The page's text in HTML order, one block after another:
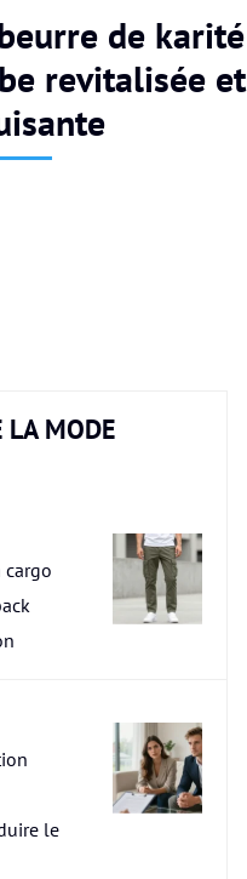
de karité
revitalisée et
LA MODE
cargo
le